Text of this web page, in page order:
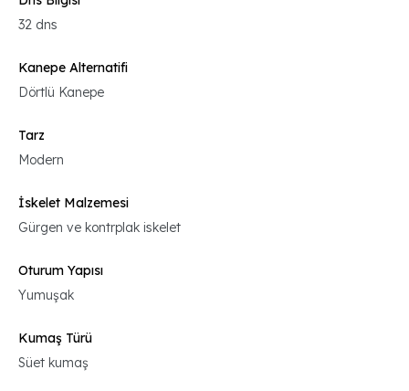
32 dns
Kanepe Alternatifi
Dörtlü Kanepe
Tarz
Modern
İskelet Malzemesi
Gürgen ve kontrplak iskelet
Oturum Yapısı
Yumuşak
Kumaş Türü
Süet kumaş